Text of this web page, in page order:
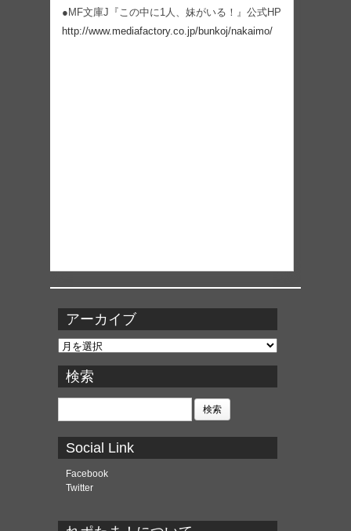
●MF文庫J『この中に1人、妹がいる！』公式HP
http://www.mediafactory.co.jp/bunkoj/nakaimo/
アーカイブ
ア
カ
イ
ブ
検索
検
Social Link
Facebook
Twitter